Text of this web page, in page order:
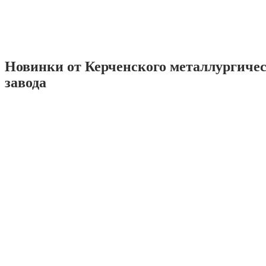
Новинки от Керченского
завода